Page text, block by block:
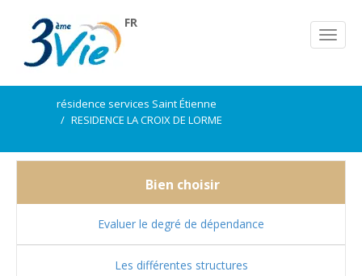
FR
résidence services Saint Étienne
RESIDENCE LA CROIX DE LORME
Bien choisir
Evaluer le degré de dépendance
Les différentes structures